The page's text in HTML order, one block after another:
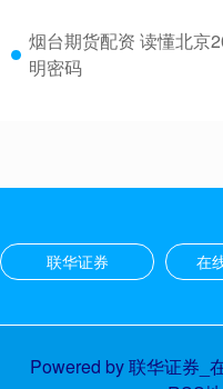
烟台期货配资 读懂北京
明密码
联华证券 在
Powered by联华证券_